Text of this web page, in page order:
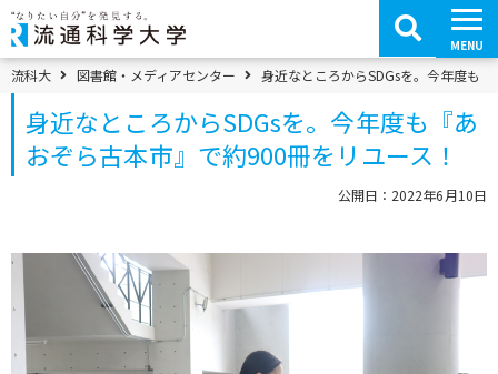
コ
ン
テ
ン
ツ
へ
移
MENU
パンくずメニュー
流科大 図書館・メディアセンター 身近なところからSDGsを。今年度も
身近なところからSDGsを。今年度も『あ
おぞら古本市』で約900冊をリユース！
公開日：2022年6月10日